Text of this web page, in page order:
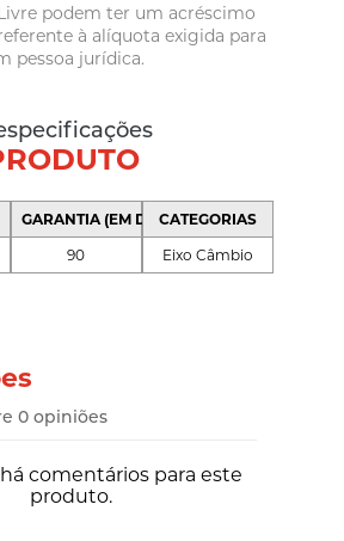
podem ter um acréscimo
à alíquota exigida para
pessoa jurídica.
GARANTIA (EM DIAS)
90
CATEGORIAS
Eixo Câmbio
0 opiniões
comentários para este
produto.